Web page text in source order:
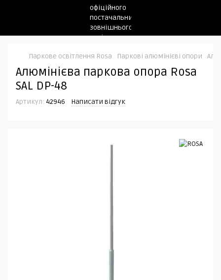
Паркове освітлення Rosa Паркові алюмінієві опори
Алюмінієва паркова опора Rosa
SAL DP-48
Артикул: 42946 Написати відгук